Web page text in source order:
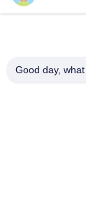
ঠিকানা
Good day,